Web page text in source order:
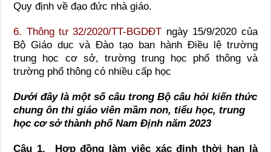
Quy định về đạo đức nhà giáo.
6. Thông tư 32/2020/TT-BGDĐT ngày 15/9/2020 của
Bộ Giáo dục và Đào tạo ban hành Điều lệ trường
trung học cơ sở, trường trung học phổ thông và
trường phổ thông có nhiều cấp học
Dưới đây là một số câu trong Bộ câu hỏi kiến thức
chung ôn thi giáo viên mầm non, tiểu học, trung
học cơ sở thành phố Nam Định năm 2023
Câu 1. Hợp đồng làm việc xác định thời hạn là